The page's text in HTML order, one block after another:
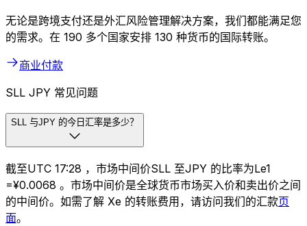
无论是跨境支付还是外汇风险管理解决方案，我们都能满足您
的需求。在 190 多个国家安排 130 种货币的国际转账。
商业付款
SLL JPY 常见问题
SLL 与JPY 的今日汇率是多少？
截至UTC 17:28 ，市场中间价SLL 至JPY 的比率为Le1
=¥0.0068 。市场中间价是全球货币市场买入价和卖出价之间
的中间价。如需了解 Xe 的转账费用，请访问我们的汇款页
面。